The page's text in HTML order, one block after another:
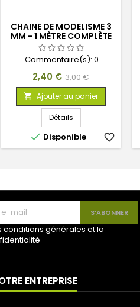
CHAINE DE MODELISME 3
MM - 1 MÈTRE COMPLÈTE
Commentaire(s): 0
Prix
2,40 € Prix
de
base
3,00 €
 Ajouter au panier
Détails
 Disponible favorite_border
conditions générales et la
ENTREPRISE